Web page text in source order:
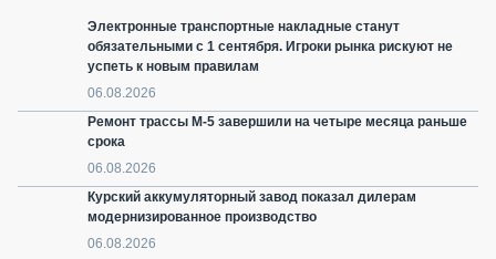
Электронные транспортные накладные станут
обязательными с 1 сентября. Игроки рынка рискуют не
успеть к новым правилам
06.08.2026
Ремонт трассы М-5 завершили на четыре месяца раньше
срока
06.08.2026
Курский аккумуляторный завод показал дилерам
модернизированное производство
06.08.2026